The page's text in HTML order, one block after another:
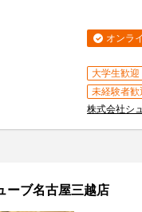
オンラ
大学生歓迎
未経験者歓
株式会社シ
ーブ名古屋三越店